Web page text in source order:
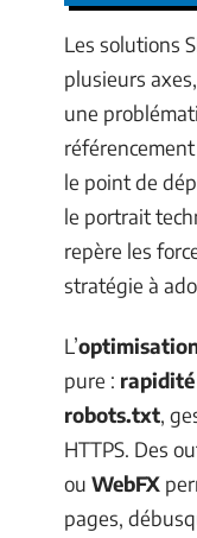
Les solutions
plusieurs
une
référencement
le point de
le portrait
repère les
stratégie à
L’
pure : rapidité
robots.txt,
HTTPS. Des
ou WebFX
pages,